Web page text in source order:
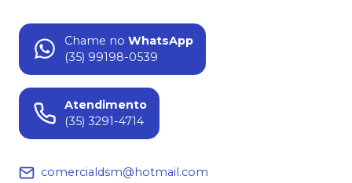
Chame no WhatsApp
(35) 99198-0539
Atendimento
(35) 3291-4714
comercialdsm@hotmail.com